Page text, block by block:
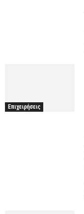
Επιχειρήσεις